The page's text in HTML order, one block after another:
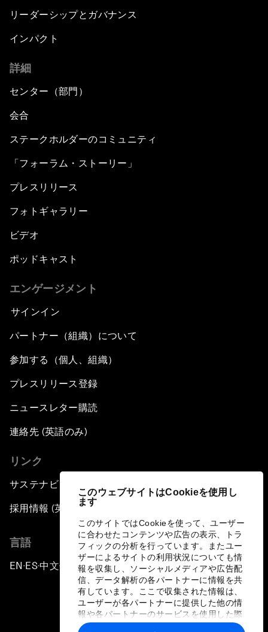
このウェブサイトはCookieを使用し
ます
このサイトではCookieを使って、ユーザー
に合わせたコンテンツや広告の表示、トラ
フィックの分析を行っています。またユー
ザーによるサイトの利用状況についても情
報を収集し、ソーシャルメディアや広告配
信、データ解析の各パートナーに情報を共
有しています。ここで収集された情報は、
ユーザーが各パートナーに提供した他の情
報や各パートナーのサービスを使用した際
に収集された情報と組み合わされ、各パー
リーダーシップとガバナンス
インパクト
詳細
センター（部門）
会合
ステークホルダーのコミュニティ
「フォーラム・ストーリー」
プレスリリース
フォトギャラリー
ビデオ
ポッドキャスト
エンゲージメント
サインイン
パートナー（組織）について
参加する（個人、組織）
プレスリリース登録
ニュースレター購読
連絡先 (英語のみ)
リンク
サステナビリティへの取り組み
採用情報 (英語のみ)
言語
EN ▪ES▪中文▪ 日本語